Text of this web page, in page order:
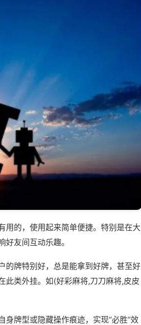
用的，使用起来简单便捷。特别是在大
友间互动乐趣。
的牌特别好，总是能拿到好牌，甚至好
此类外挂。如(好彩麻将,刀刀麻将,皮皮
牌型或隐藏操作痕迹，实现“必胜”效